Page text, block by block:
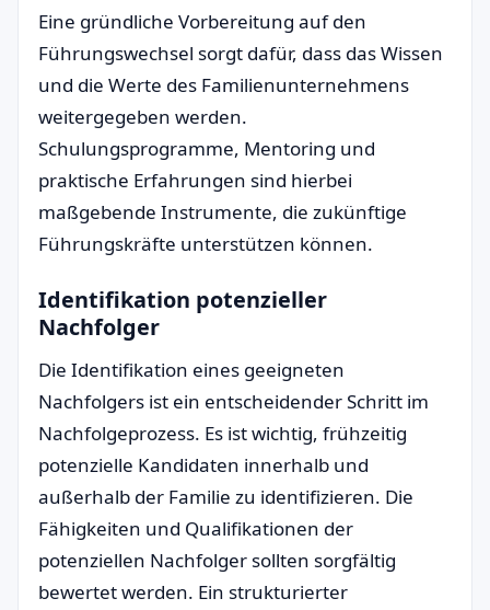
Eine gründliche Vorbereitung auf den
Führungswechsel sorgt dafür, dass das Wissen
und die Werte des Familienunternehmens
weitergegeben werden.
Schulungsprogramme, Mentoring und
praktische Erfahrungen sind hierbei
maßgebende Instrumente, die zukünftige
Führungskräfte unterstützen können.
Identifikation potenzieller
Nachfolger
Die Identifikation eines geeigneten
Nachfolgers ist ein entscheidender Schritt im
Nachfolgeprozess. Es ist wichtig, frühzeitig
potenzielle Kandidaten innerhalb und
außerhalb der Familie zu identifizieren. Die
Fähigkeiten und Qualifikationen der
potenziellen Nachfolger sollten sorgfältig
bewertet werden. Ein strukturierter